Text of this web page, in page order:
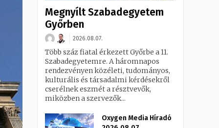
Megnyílt Szabadegyetem
Győrben
2026.08.07.
Több száz fiatal érkezett Győrbe a 11.
Szabadegyetemre. A háromnapos
rendezvényen közéleti, tudományos,
kulturális és társadalmi kérdésekről
cserélnek eszmét a résztvevők,
miközben a szervezők...
Oxygen Media Híradó